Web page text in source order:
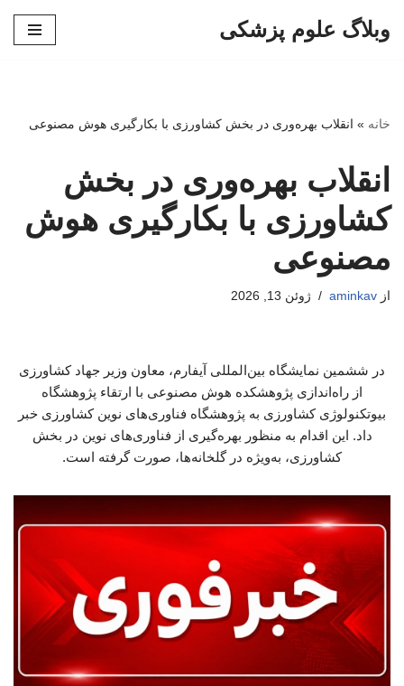
وبلاگ علوم پزشکی
خانه » انقلاب بهره‌وری در بخش کشاورزی با بکارگیری هوش مصنوعی
انقلاب بهره‌وری در بخش
کشاورزی با بکارگیری هوش
مصنوعی
از aminkav ژوئن 13, 2026
در ششمین نمایشگاه بین‌المللی آیفارم، معاون وزیر جهاد کشاورزی
از راه‌اندازی پژوهشکده هوش مصنوعی با ارتقاء پژوهشگاه
بیوتکنولوژی کشاورزی به پژوهشگاه فناوری‌های نوین کشاورزی خبر
داد. این اقدام به منظور بهره‌گیری از فناوری‌های نوین در بخش
کشاورزی، به‌ویژه در گلخانه‌ها، صورت گرفته است.